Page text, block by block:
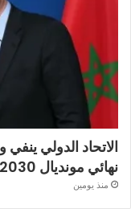
الاتحاد الدولي
نهائي مونديال 2030
منذ يومين